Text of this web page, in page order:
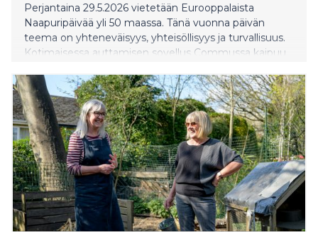
Perjantaina 29.5.2026 vietetään Eurooppalaista
Naapuripäivää yli 50 maassa. Tänä vuonna päivän
teema on yhteneväisyys, yhteisöllisyys ja turvallisuus.
Kotimaisessa auttamisen sovellus Commussa kaipuu
suomalaista on rekisteröitynyt sovellukseen, jossa voi
pyytää ja antaa apua lähialueellaan. Alla neljä heistä
kertoo omin sanoin, miten hyvät teot ja naapuriapu
ovat muuttaneet heidän elämäänsä.